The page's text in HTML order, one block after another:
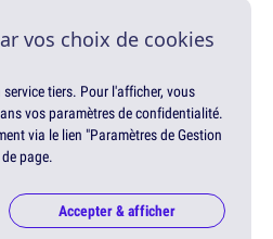
vos choix de cookies
tiers. Pour l'afficher, vous
vos paramètres de confidentialité.
via le lien "Paramètres de Gestion
page.
Accepter & afficher